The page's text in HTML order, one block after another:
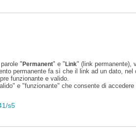
"Permanent" e "Link" (link permanente),
permanente fa sì che il link ad un dato,
funzionante e valido.
e "funzionante" che consente di
s5